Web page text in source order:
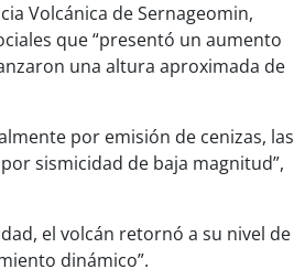
Volcánica de Sernageomin,
que “presentó un aumento
una altura aproximada de
por emisión de cenizas, las
sismicidad de baja magnitud”,
el volcán retornó a su nivel de
dinámico”.